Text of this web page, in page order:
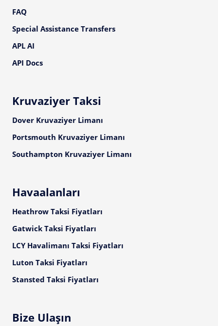
FAQ
Special Assistance Transfers
APL AI
API Docs
Kruvaziyer Taksi
Dover Kruvaziyer Limanı
Portsmouth Kruvaziyer Limanı
Southampton Kruvaziyer Limanı
Havaalanları
Heathrow Taksi Fiyatları
Gatwick Taksi Fiyatları
LCY Havalimanı Taksi Fiyatları
Luton Taksi Fiyatları
Stansted Taksi Fiyatları
Bize Ulaşın